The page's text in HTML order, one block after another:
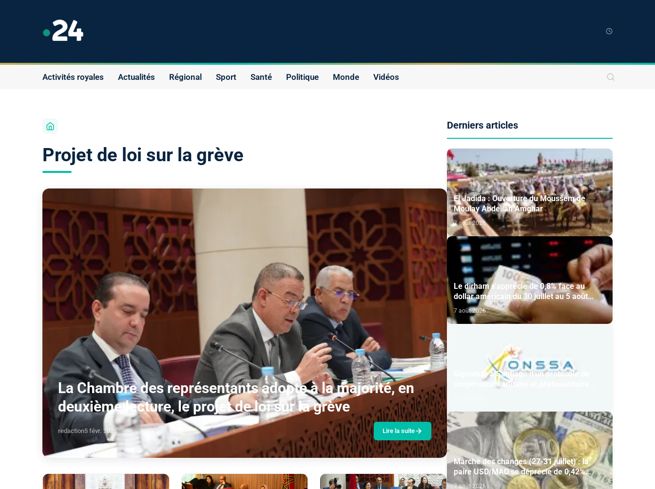
Activités royales Actualités Régional Sport Santé Politique Monde Vidéos
Projet de loi sur la grève
La Chambre des représentants adopte à la majorité, en
deuxième lecture, le projet de loi sur la grève
redaction5 févr. 2025 Lire la suite
Derniers articles
El Jadida : Ouverture du Moussem de
Moulay Abdellah Amghar
7 août 2026
Le dirham s'apprécie de 0,8% face au
dollar américain du 30 juillet au 5 août
(BAM)
7 août 2026
Signature à Santiago d'un protocole de
coopération sanitaire et phytosanitaire
Marché des changes (27-31 juillet) : la
paire USD/MAD se déprécie de 0,42%
(AGR)
7 août 2026